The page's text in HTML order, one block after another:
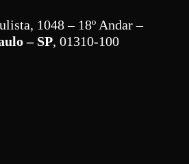
1048 – 18º Andar –
– SP, 01310-100